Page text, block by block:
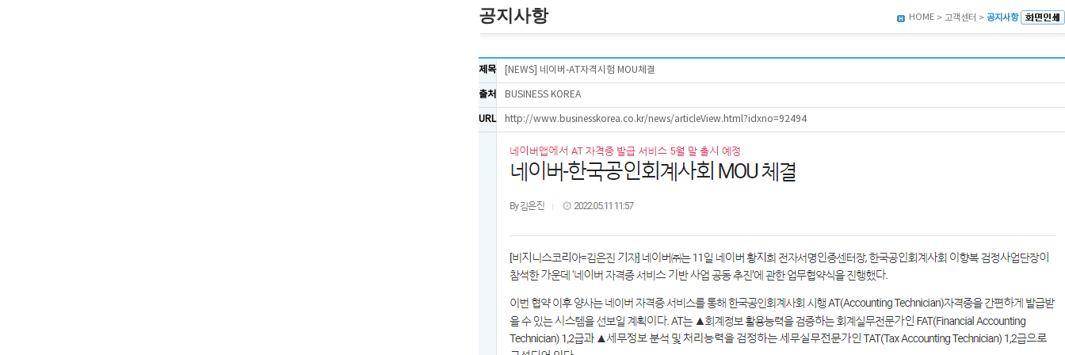
공지사항 HOME > 고객센터 > 공지사항
제목 [NEWS] 네이버-AT자격시험 MOU체결
출처 BUSINESS KOREA
URL http://www.businesskorea.co.kr/news/articleView.html?idxno=92494